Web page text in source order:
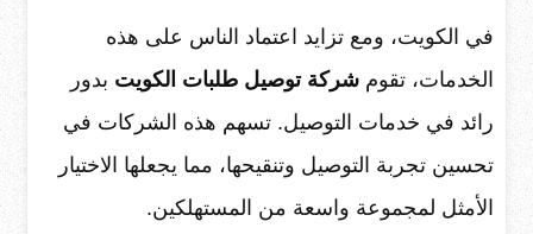
في الكويت، ومع تزايد اعتماد الناس على هذه
الخدمات، تقوم شركة توصيل طلبات الكويت بدور
رائد في خدمات التوصيل. تسهم هذه الشركات في
تحسين تجربة التوصيل وتنقيحها، مما يجعلها الاختيار
الأمثل لمجموعة واسعة من المستهلكين.